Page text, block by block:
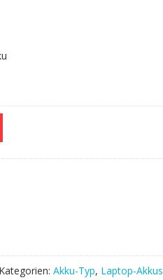
Akku-Typ, Laptop-Akkus